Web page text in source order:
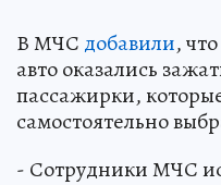
В МЧС добавили,
авто оказались
пассажирки,
самостоятельно
- Сотрудники МЧС